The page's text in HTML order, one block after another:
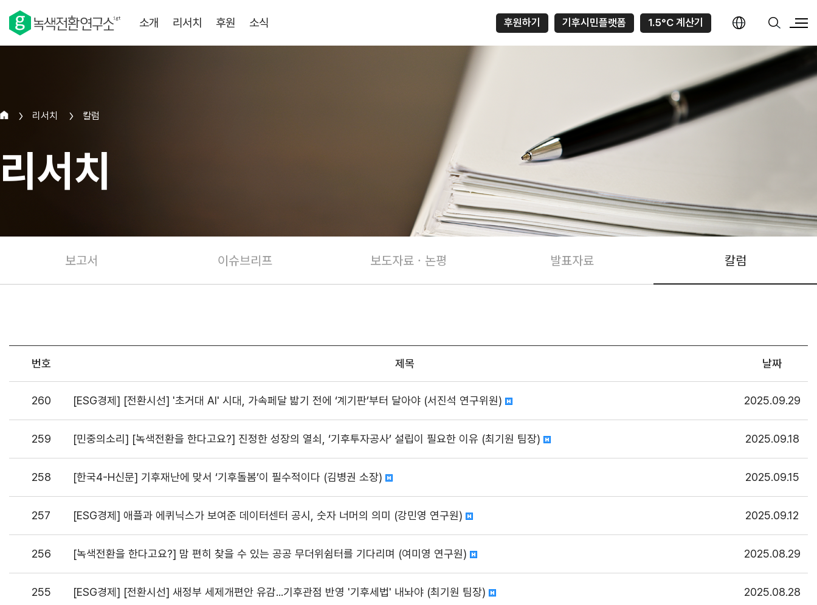
소개 리서치 후원 소식 후원하기 기후시민플랫폼 1.5°C 계산기
> 리서치 > 칼럼
리서치
보고서 이슈브리프 보도자료 · 논평 발표자료 칼럼
번호 제목 날짜
260 [ESG경제] [전환시선] '초거대 AI' 시대, 가속페달 밟기 전에 ‘계기판’부터 달아야 (서진석 연구위원) 2025.09.29
259 [민중의소리] [녹색전환을 한다고요?] 진정한 성장의 열쇠, ‘기후투자공사’ 설립이 필요한 이유 (최기원 팀장) 2025.09.18
258 [한국4-H신문] 기후재난에 맞서 ‘기후돌봄’이 필수적이다 (김병권 소장) 2025.09.15
257 [ESG경제] 애플과 에퀴닉스가 보여준 데이터센터 공시, 숫자 너머의 의미 (강민영 연구원) 2025.09.12
256 [녹색전환을 한다고요?] 맘 편히 찾을 수 있는 공공 무더위쉼터를 기다리며 (여미영 연구원) 2025.08.29
255 [ESG경제] [전환시선] 새정부 세제개편안 유감...기후관점 반영 '기후세법' 내놔야 (최기원 팀장) 2025.08.28